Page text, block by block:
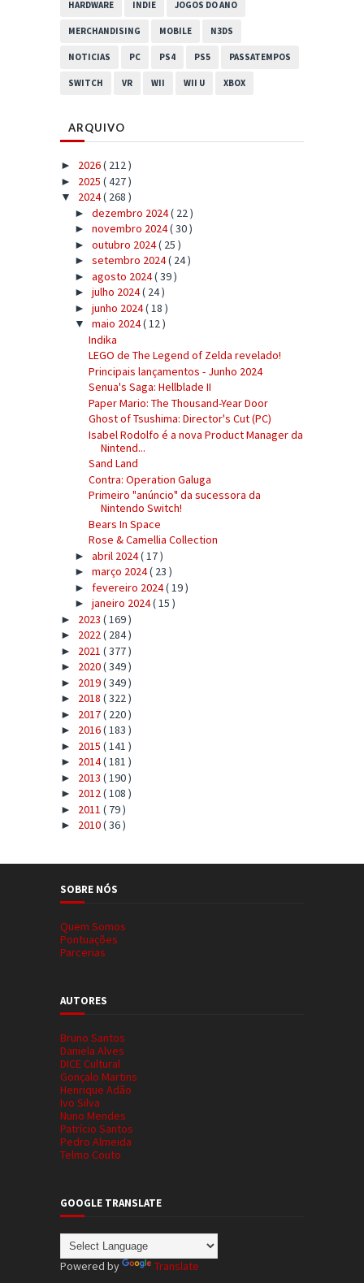
HARDWARE INDIE JOGOS DO ANO
MERCHANDISING MOBILE N3DS
NOTICIAS PC PS4 PS5 PASSATEMPOS
SWITCH VR WII WII U XBOX
ARQUIVO
► 2026( 212 )
► 2025 ( 427 )
▼ 2024( 268 )
► dezembro 2024( 22 )
► novembro 2024( 30 )
► outubro 2024( 25 )
► setembro 2024( 24 )
► agosto 2024( 39 )
► julho 2024( 24 )
► junho 2024( 18 )
▼ maio 2024( 12 )
Indika
LEGO de The Legend of Zelda revelado!
Principais lançamentos - Junho 2024
Senua's Saga: Hellblade II
Paper Mario: The Thousand-Year Door
Ghost of Tsushima: Director's Cut (PC)
Isabel Rodolfo é a nova Product Manager da
Nintend...
Sand Land
Contra: Operation Galuga
Primeiro "anúncio" da sucessora da
Nintendo Switch!
Bears In Space
Rose & Camellia Collection
► abril 2024( 17 )
► março 2024( 23 )
► fevereiro 2024( 19 )
► janeiro 2024( 15 )
► 2023 ( 169 )
► 2022( 284 )
► 2021 ( 377 )
► 2020( 349 )
► 2019( 349 )
► 2018 ( 322 )
► 2017( 220 )
► 2016( 183 )
► 2015 ( 141 )
► 2014( 181 )
► 2013 ( 190 )
► 2012( 108 )
► 2011 ( 79 )
► 2010( 36 )
SOBRE NÓS
Quem Somos
Pontuações
Parcerias
AUTORES
Bruno Santos
Daniela Alves
DICE Cultural
Gonçalo Martins
Henrique Adão
Ivo Silva
Nuno Mendes
Patrício Santos
Pedro Almeida
Telmo Couto
GOOGLE TRANSLATE
Powered by Translate